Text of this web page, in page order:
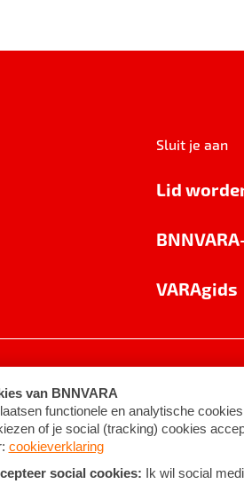
Sluit je aan
Lid
VARAgids
Algemene voorwaarden ©